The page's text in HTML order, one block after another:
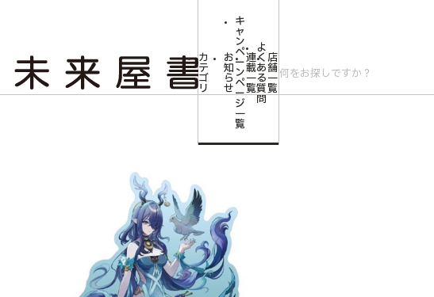
カ
テ
ゴ
リ
お
知
ら
せ
キ
ャ
ン
ペ
ー
ン
ペ
ー
ジ
一
覧
連
載
一
覧
よ
く
あ
る
質
問
店
舗
一
覧
原神Luna1アクリルスタンドラウマ